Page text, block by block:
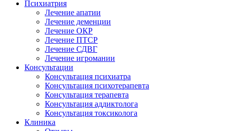
Психиатрия
Лечение апатии
Лечение деменции
Лечение ОКР
Лечение ПТСР
Лечение СДВГ
Лечение игромании
Консультации
Консультация психиатра
Консультация психотерапевта
Консультация терапевта
Консультация аддиктолога
Консультация токсиколога
Клиника